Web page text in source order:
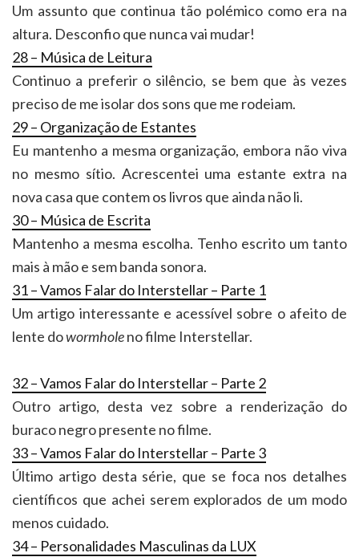
Um assunto que continua tão polémico como era na
altura. Desconfio que nunca vai mudar!
28 – Música de Leitura
Continuo a preferir o silêncio, se bem que às vezes
preciso de me isolar dos sons que me rodeiam.
29 – Organização de Estantes
Eu mantenho a mesma organização, embora não viva
no mesmo sítio. Acrescentei uma estante extra na
nova casa que contem os livros que ainda não li.
30 – Música de Escrita
Mantenho a mesma escolha. Tenho escrito um tanto
mais à mão e sem banda sonora.
31 – Vamos Falar do Interstellar – Parte 1
Um artigo interessante e acessível sobre o afeito de
lente dowormholeno filme Interstellar.
32 – Vamos Falar do Interstellar – Parte 2
Outro artigo, desta vez sobre a renderização do
buraco negro presente no filme.
33 – Vamos Falar do Interstellar – Parte 3
Último artigo desta série, que se foca nos detalhes
científicos que achei serem explorados de um modo
menos cuidado.
34 – Personalidades Masculinas da LUX